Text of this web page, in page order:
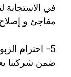
في الاستجابة
مفاجئ و
5- احترام
ضمن شركتنا